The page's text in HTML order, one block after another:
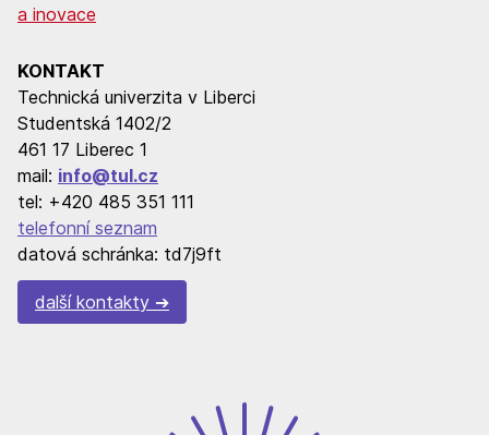
a inovace
KONTAKT
Technická univerzita v Liberci
Studentská 1402/2
461 17 Liberec 1
mail: info@tul.cz
tel: +420 485 351 111
telefonní seznam
datová schránka: td7j9ft
další kontakty